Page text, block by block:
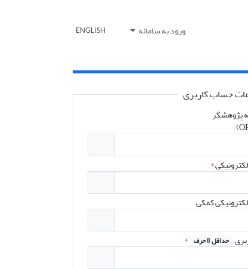
ورود به سامانه ENGLISH
حساب کاربری
پژوهشگر
*
کمکی
حداقل 8 حرف *